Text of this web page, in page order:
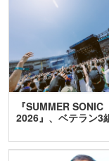
『SUMMER SONIC
2026』、ベテラン3